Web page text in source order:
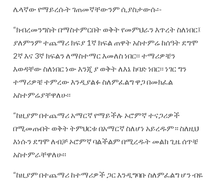
ሌላኛው የማይረሱት ገጠመኛቸውንም ሲያስታውሱ፡-
“ክብረመንግስት በማስተምርበት ወቅት የመምህራን እጥረት ስለነበር፤
ያለምንም ተጨማሪ ክፍያ 1ኛ ክፍል ጠዋት አስተምሬ ከሰዓት ደግሞ
2ኛ እና 3ኛ ክፍልን ለማስተማር እመለስ ነበር፡፡ ተማሪዎቼን
እወዳቸው ስለነበር ነው እንጂ ያ ወቅት ለእኔ ከባድ ነበር፡፡ ነገር ግን
ተማሪዎቼ ተምረው እንዲያልፉ ስለምፈልግ ዋጋ በመክፈል
አስተምሬያቸዋለሁ፡፡
“ከዚያም በተጨማሪ አማርኛ የማይችሉ ኦሮምኛ ተናጋሪዎች
በሚመጡበት ወቅት ትምህርቱ በአማርኛ ስለሆነ አይረዱም። ስለዚህ
እነሱን ደግሞ ለብቻ ኦሮምኛ ባልችልም በሚረዱት መልክ ጊዜ ሰጥቼ
አስተምራቸዋለሁ፡፡
“ከዚያም በተጨማሪ ከተማሪዎች ጋር እንዲግባቡ ስለምፈልግ ሆን ብዬ